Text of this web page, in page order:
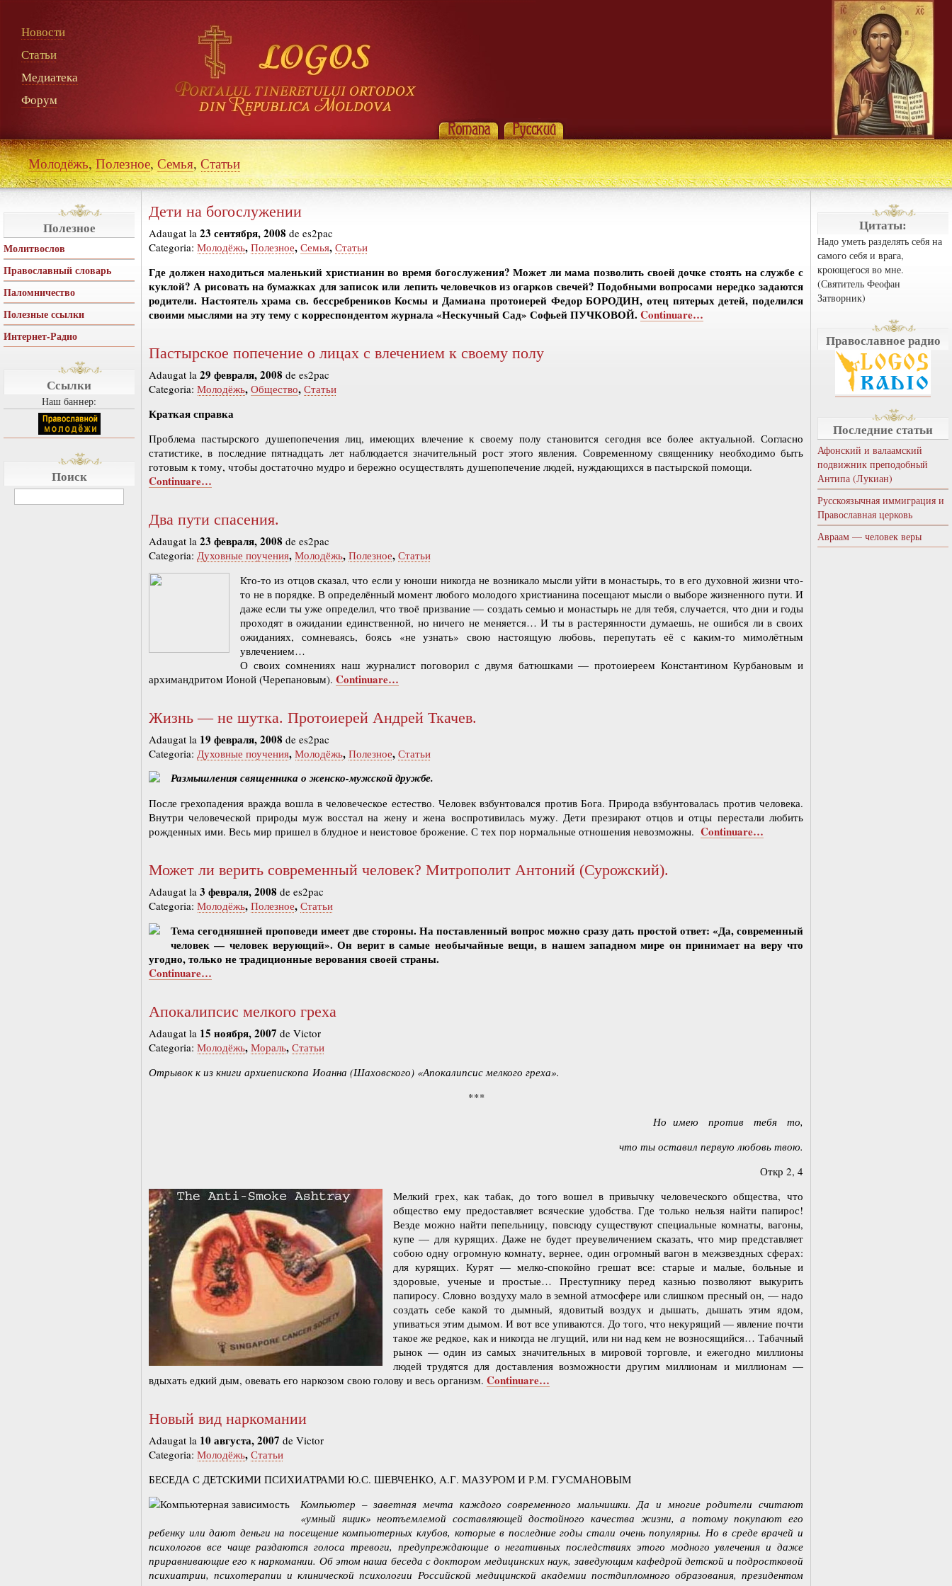
Новости
Статьи
Медиатека
Форум
Молодёжь,Полезное,Семья, Статьи
Полезное
Молитвослов
Православный словарь
Паломничество
Полезные ссылки
Интернет-Радио
Ссылки
Наш баннер:
Поиск
Цитаты:
Надо уметь разделять себя на
самого себя и врага,
кроющегося во мне.
(Святитель Феофан
Затворник)
Православное радио
Последние статьи
Афонский и валаамский
подвижник преподобный
Антипа (Лукиан)
Русскоязычная иммиграция и
Православная церковь
Авраам — человек веры
Дети на богослужении
Adaugat la 23 сентября, 2008 de es2pac
Categoria: Молодёжь, Полезное, Семья, Статьи
Где должен находиться маленький христианин во время богослужения? Может ли мама позволить своей дочке стоять на службе с
куклой? А рисовать на бумажках для записок или лепить человечков из огарков свечей? Подобными вопросами нередко задаются
родители. Настоятель храма св. бессребреников Космы и Дамиана протоиерей Федор БОРОДИН, отец пятерых детей, поделился
своими мыслями на эту тему с корреспондентом журнала «Нескучный Сад» Софьей ПУЧКОВОЙ. Continuare…
Пастырское попечение о лицах с влечением к своему полу
Adaugat la 29 февраля, 2008 de es2pac
Categoria: Молодёжь, Общество, Статьи
Краткая справка
Проблема пастырского душепопечения лиц, имеющих влечение к своему полу становится сегодня все более актуальной. Согласно
статистике, в последние пятнадцать лет наблюдается значительный рост этого явления. Современному священнику необходимо быть
готовым к тому, чтобы достаточно мудро и бережно осуществлять душепопечение людей, нуждающихся в пастырской помощи.
Continuare…
Два пути спасения.
Adaugat la 23 февраля, 2008 de es2pac
Categoria: Духовные поучения, Молодёжь, Полезное, Статьи
Кто-то из отцов сказал, что если у юноши никогда не возникало мысли уйти в монастырь, то в его духовной жизни что-
то не в порядке. В определённый момент любого молодого христианина посещают мысли о выборе жизненного пути. И
даже если ты уже определил, что твоё призвание — создать семью и монастырь не для тебя, случается, что дни и годы
проходят в ожидании единственной, но ничего не меняется… И ты в растерянности думаешь, не ошибся ли в своих
ожиданиях, сомневаясь, боясь «не узнать» свою настоящую любовь, перепутать её с каким-то мимолётным
увлечением…
О своих сомнениях наш журналист поговорил с двумя батюшками — протоиереем Константином Курбановым и
архимандритом Ионой (Черепановым). Continuare…
Жизнь — не шутка. Протоиерей Андрей Ткачев.
Adaugat la 19 февраля, 2008 de es2pac
Categoria: Духовные поучения, Молодёжь, Полезное, Статьи
Размышления священника о женско-мужской дружбе.
После грехопадения вражда вошла в человеческое естество. Человек взбунтовался против Бога. Природа взбунтовалась против человека.
Внутри человеческой природы муж восстал на жену и жена воспротивилась мужу. Дети презирают отцов и отцы перестали любить
рожденных ими. Весь мир пришел в блудное и неистовое брожение. С тех пор нормальные отношения невозможны. Continuare…
Может ли верить современный человек? Митрополит Антоний (Сурожский).
Adaugat la 3 февраля, 2008 de es2pac
Categoria: Молодёжь, Полезное, Статьи
Тема сегодняшней проповеди имеет две стороны. На поставленный вопрос можно сразу дать простой ответ: «Да, современный
человек — человек верующий». Он верит в самые необычайные вещи, в нашем западном мире он принимает на веру что
угодно, только не традиционные верования своей страны.
Continuare…
Апокалипсис мелкого греха
Adaugat la 15 ноября, 2007 de Victor
Categoria: Молодёжь, Мораль, Статьи
Отрывок к из книги архиепископа Иоанна (Шаховского) «Апокалипсис мелкого греха».
***
Но имею против тебя то,
что ты оставил первую любовь твою.
Откр 2, 4
Мелкий грех, как табак, до того вошел в привычку человеческого общества, что
общество ему предоставляет всяческие удобства. Где только нельзя найти папирос!
Везде можно найти пепельницу, повсюду существуют специальные комнаты, вагоны,
купе — для курящих. Даже не будет преувеличением сказать, что мир представляет
собою одну огромную комнату, вернее, один огромный вагон в межзвездных сферах:
для курящих. Курят — мелко-спокойно грешат все: старые и малые, больные и
здоровые, ученые и простые… Преступнику перед казнью позволяют выкурить
папиросу. Словно воздуху мало в земной атмосфере или слишком пресный он, — надо
создать себе какой то дымный, ядовитый воздух и дышать, дышать этим ядом,
упиваться этим дымом. И вот все упиваются. До того, что некурящий — явление почти
такое же редкое, как и никогда не лгущий, или ни над кем не возносящийся… Табачный
рынок — один из самых значительных в мировой торговле, и ежегодно миллионы
людей трудятся для доставления возможности другим миллионам и миллионам —
вдыхать едкий дым, овевать его наркозом свою голову и весь организм. Continuare…
Новый вид наркомании
Adaugat la 10 августа, 2007 de Victor
Categoria: Молодёжь, Статьи
БЕСЕДА С ДЕТСКИМИ ПСИХИАТРАМИ Ю.С. ШЕВЧЕНКО, А.Г. МАЗУРОМ И Р.М. ГУСМАНОВЫМ
Компьютер – заветная мечта каждого современного мальчишки. Да и многие родители считают
«умный ящик» неотъемлемой составляющей достойного качества жизни, а потому покупают его
ребенку или дают деньги на посещение компьютерных клубов, которые в последние годы стали очень популярны. Но в среде врачей и
психологов все чаще раздаются голоса тревоги, предупреждающие о негативных последствиях этого модного увлечения и даже
приравнивающие его к наркомании. Об этом наша беседа с доктором медицинских наук, заведующим кафедрой детской и подростковой
психиатрии, психотерапии и клинической психологии Российской медицинской академии постдипломного образования, президентом